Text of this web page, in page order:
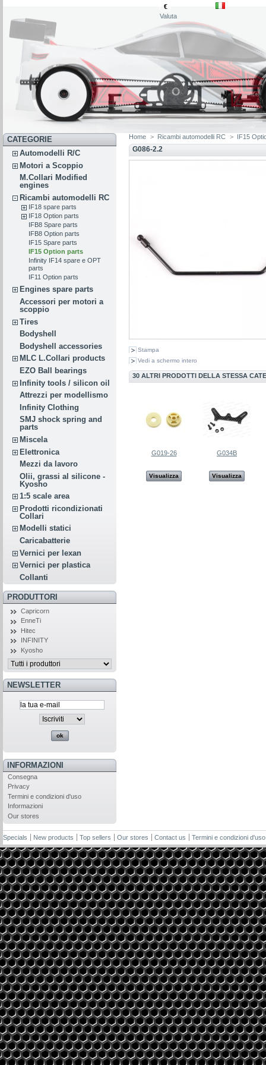
€
Valuta
CATEGORIE
Automodelli R/C
Motori a Scoppio
M.Collari Modified
engines
Ricambi automodelli RC
IF18 spare parts
IF18 Option parts
IFB8 Spare parts
IFB8 Option parts
IF15 Spare parts
IF15 Option parts
Infinity IF14 spare e OPT
parts
IF11 Option parts
Engines spare parts
Accessori per motori a
scoppio
Tires
Bodyshell
Bodyshell accessories
MLC L.Collari products
EZO Ball bearings
Infinity tools / silicon oil
Attrezzi per modellismo
Infinity Clothing
SMJ shock spring and
parts
Miscela
Elettronica
Mezzi da lavoro
Olii, grassi al silicone -
Kyosho
1:5 scale area
Prodotti ricondizionati
Collari
Modelli statici
Caricabatterie
Vernici per lexan
Vernici per plastica
Collanti
PRODUTTORI
Capricorn
EnneTi
Hitec
INFINITY
Kyosho
NEWSLETTER
INFORMAZIONI
Consegna
Privacy
Termini e condizioni d'uso
Informazioni
Our stores
Home > Ricambi automodelli RC > IF15
G086-2.2
Stampa
Vedi a schermo intero
30 ALTRI PRODOTTI DELLA STESSA
G019-26
Visualizza
G034B
Visualizza
Specials New products Top sellers Our stores Contact us Termini e condizioni d'uso